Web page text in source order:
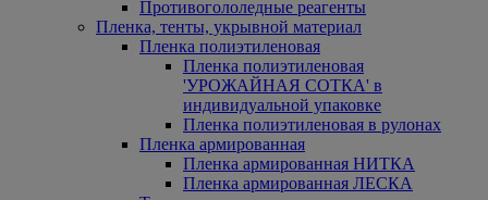
Противогололедные реагенты
Пленка, тенты, укрывной материал
Пленка полиэтиленовая
Пленка полиэтиленовая
'УРОЖАЙНАЯ СОТКА' в
индивидуальной упаковке
Пленка полиэтиленовая в рулонах
Пленка армированная
Пленка армированная НИТКА
Пленка армированная ЛЕСКА